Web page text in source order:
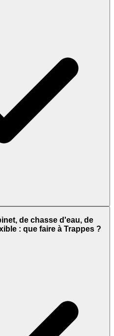
de chasse d'eau, de
: que faire à Trappes ?